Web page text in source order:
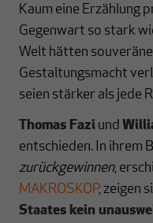
Kaum eine Erzählung
Gegenwart so stark
Welt hätten
Gestaltungsmacht
seien stärker als jede
Thomas Fazi und
entschieden. In ihrem
zurückgewinnen,
MAKROSKOP, zeigen
Staates kein